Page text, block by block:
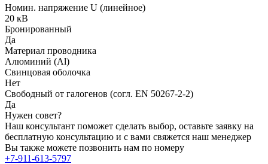
Номин. напряжение U (линейное)
20 кВ
Бронированный
Да
Материал проводника
Алюминий (Al)
Свинцовая оболочка
Нет
Свободный от галогенов (согл. EN 50267-2-2)
Да
Нужен совет?
Наш консультант поможет сделать выбор, оставьте заявку на
бесплатную консультацию и с вами свяжется наш менеджер
Вы также можете позвонить нам по номеру
+7-911-613-5797